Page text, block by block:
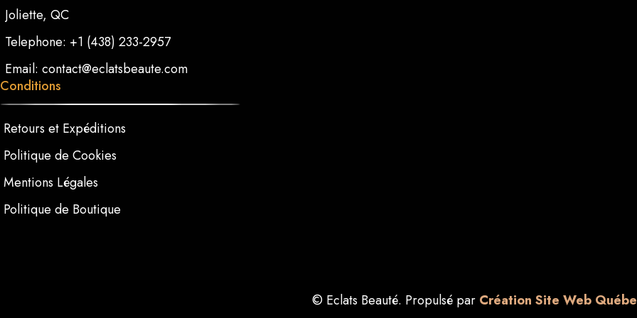
Joliette, QC
Telephone: +1 (438) 233-2957
Email: contact@eclatsbeaute.com
Conditions
Retours et Expéditions
Politique de Cookies
Mentions Légales
Politique de Boutique
© Eclats Beauté. Propulsé par Création Site Web